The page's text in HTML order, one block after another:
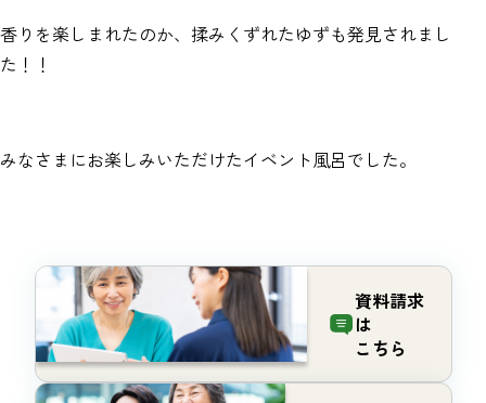
香りを楽しまれたのか、揉みくずれたゆずも発見されまし
た！！
みなさまにお楽しみいただけたイベント風呂でした。
資料請求
は
こちら